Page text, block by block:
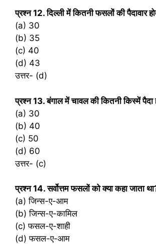
प्रश्‍न 12. दिल्ली में कितनी फसलों की पैदावार
(a) 30
(b) 35
(c) 40
(d) 43
उत्तर- (d)
प्रश्‍न 13. बंगाल में चावल की कितनी किस्में पैदा
(a) 30
(b) 40
(c) 50
(d) 60
उत्तर- (c)
प्रश्‍न 14. सर्वोत्तम फसलों को क्या कहा जाता
(a) जिन्स-ए-आम
(b) जिन्स-ए-कामिल
(c) फसल-ए-शाही
(d) फसल-ए-आम